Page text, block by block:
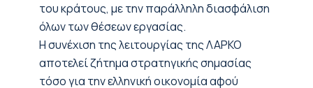
του κράτους, με την παράλληλη διασφάλιση
όλων των θέσεων εργασίας.
Η συνέχιση της λειτουργίας της ΛΑΡΚΟ
αποτελεί ζήτημα στρατηγικής σημασίας
τόσο για την ελληνική οικονομία αφού